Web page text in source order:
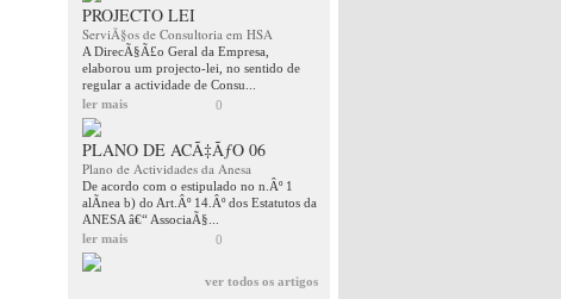
PROJECTO LEI
ServiÃ§os de Consultoria em HSA
A DirecÃ§Ã£o Geral da Empresa,
elaborou um projecto-lei, no sentido de
regular a actividade de Consu...
ler mais
0
PLANO DE ACÃ‡ÃƒO 06
Plano de Actividades da Anesa
De acordo com o estipulado no n.Âº 1
alÃ­nea b) do Art.Âº 14.Âº dos Estatutos da
ANESA â€“ AssociaÃ§...
ler mais
0
ver todos os artigos